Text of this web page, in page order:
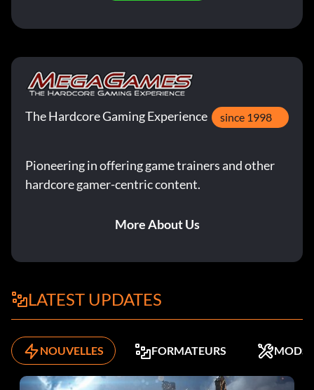
The Hardcore Gaming Experience since 1998
Pioneering in offering game trainers and other
hardcore gamer-centric content.
More About Us
LATEST UPDATES
NOUVELLES FORMATEURS MODS